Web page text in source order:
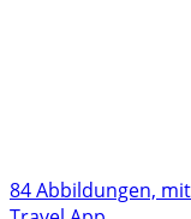
84 Abbildungen,